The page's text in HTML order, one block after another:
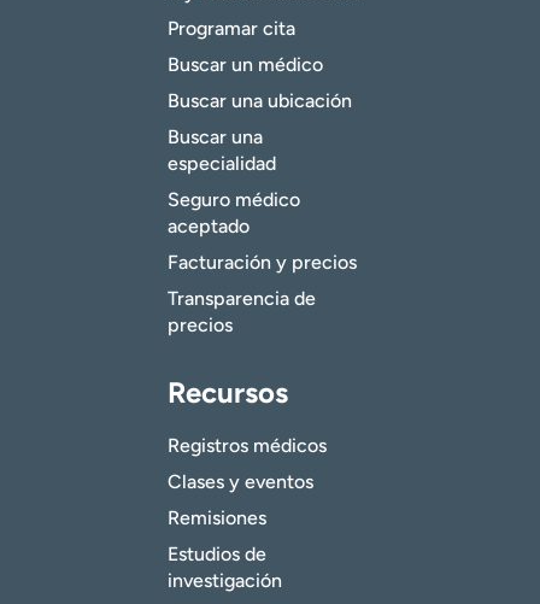
Programar cita
Buscar un médico
Buscar una ubicación
Buscar una
especialidad
Seguro médico
aceptado
Facturación y precios
Transparencia de
precios
Recursos
Registros médicos
Clases y eventos
Remisiones
Estudios de
investigación